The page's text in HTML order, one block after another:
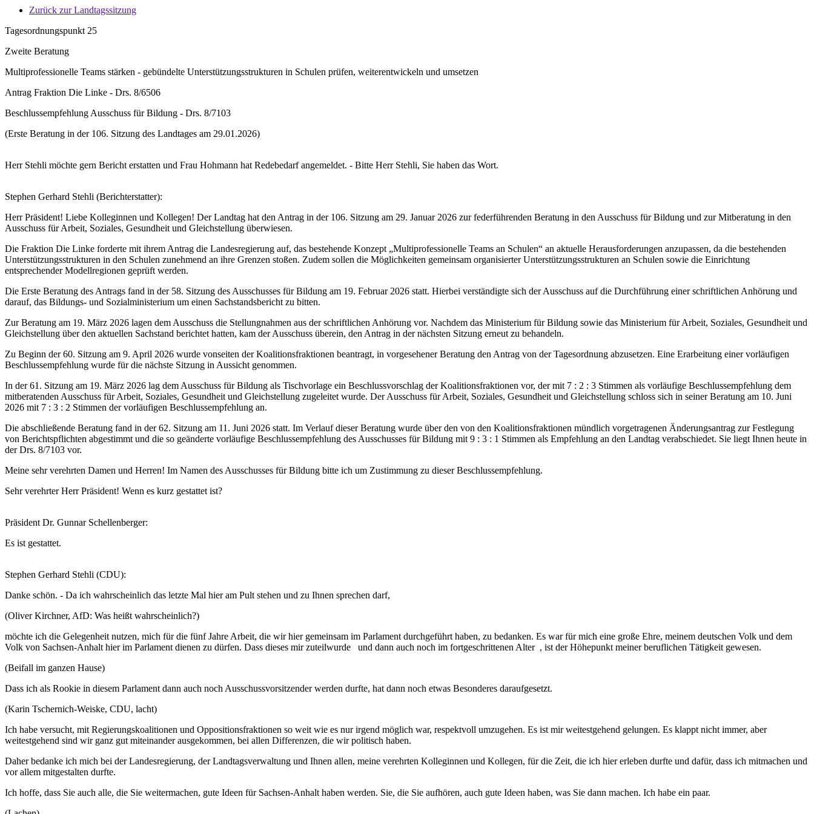
Zurück zur Landtagssitzung
Tagesordnungspunkt 25
Zweite Beratung
Multiprofessionelle Teams stärken - gebündelte Unterstützungsstrukturen in Schulen prüfen, weiterentwickeln und umsetzen
Antrag Fraktion Die Linke - Drs. 8/6506
Beschlussempfehlung Ausschuss für Bildung - Drs. 8/7103
(Erste Beratung in der 106. Sitzung des Landtages am 29.01.2026)
Herr Stehli möchte gern Bericht erstatten und Frau Hohmann hat Redebedarf angemeldet. - Bitte Herr Stehli, Sie haben das Wort.
Stephen Gerhard Stehli (Berichterstatter):
Herr Präsident! Liebe Kolleginnen und Kollegen! Der Landtag hat den Antrag in der 106. Sitzung am 29. Januar 2026 zur federführenden Beratung in den Ausschuss für Bildung und zur Mitberatung in den
Ausschuss für Arbeit, Soziales, Gesundheit und Gleichstellung überwiesen.
Die Fraktion Die Linke forderte mit ihrem Antrag die Landesregierung auf, das bestehende Konzept „Multiprofessionelle Teams an Schulen“ an aktuelle Herausforderungen anzupassen, da die bestehenden
Unterstützungsstrukturen in den Schulen zunehmend an ihre Grenzen stoßen. Zudem sollen die Möglichkeiten gemeinsam organisierter Unterstützungsstrukturen an Schulen sowie die Einrichtung
entsprechender Modellregionen geprüft werden.
Die Erste Beratung des Antrags fand in der 58. Sitzung des Ausschusses für Bildung am 19. Februar 2026 statt. Hierbei verständigte sich der Ausschuss auf die Durchführung einer schriftlichen Anhörung und
darauf, das Bildungs- und Sozialministerium um einen Sachstandsbericht zu bitten.
Zur Beratung am 19. März 2026 lagen dem Ausschuss die Stellungnahmen aus der schriftlichen Anhörung vor. Nachdem das Ministerium für Bildung sowie das Ministerium für Arbeit, Soziales, Gesundheit und
Gleichstellung über den aktuellen Sachstand berichtet hatten, kam der Ausschuss überein, den Antrag in der nächsten Sitzung erneut zu behandeln.
Zu Beginn der 60. Sitzung am 9. April 2026 wurde vonseiten der Koalitionsfraktionen beantragt, in vorgesehener Beratung den Antrag von der Tagesordnung abzusetzen. Eine Erarbeitung einer vorläufigen
Beschlussempfehlung wurde für die nächste Sitzung in Aussicht genommen.
In der 61. Sitzung am 19. März 2026 lag dem Ausschuss für Bildung als Tischvorlage ein Beschlussvorschlag der Koalitionsfraktionen vor, der mit 7 : 2 : 3 Stimmen als vorläufige Beschlussempfehlung dem
mitberatenden Ausschuss für Arbeit, Soziales, Gesundheit und Gleichstellung zugeleitet wurde. Der Ausschuss für Arbeit, Soziales, Gesundheit und Gleichstellung schloss sich in seiner Beratung am 10. Juni
2026 mit 7 : 3 : 2 Stimmen der vorläufigen Beschlussempfehlung an.
Die abschließende Beratung fand in der 62. Sitzung am 11. Juni 2026 statt. Im Verlauf dieser Beratung wurde über den von den Koalitionsfraktionen mündlich vorgetragenen Änderungsantrag zur Festlegung
von Berichtspflichten abgestimmt und die so geänderte vorläufige Beschlussempfehlung des Ausschusses für Bildung mit 9 : 3 : 1 Stimmen als Empfehlung an den Landtag verabschiedet. Sie liegt Ihnen heute in
der Drs. 8/7103 vor.
Meine sehr verehrten Damen und Herren! Im Namen des Ausschusses für Bildung bitte ich um Zustimmung zu dieser Beschlussempfehlung.
Sehr verehrter Herr Präsident! Wenn es kurz gestattet ist?
Präsident Dr. Gunnar Schellenberger:
Es ist gestattet.
Stephen Gerhard Stehli (CDU):
Danke schön. - Da ich wahrscheinlich das letzte Mal hier am Pult stehen und zu Ihnen sprechen darf,
(Oliver Kirchner, AfD: Was heißt wahrscheinlich?)
möchte ich die Gelegenheit nutzen, mich für die fünf Jahre Arbeit, die wir hier gemeinsam im Parlament durchgeführt haben, zu bedanken. Es war für mich eine große Ehre, meinem deutschen Volk und dem
Volk von Sachsen-Anhalt hier im Parlament dienen zu dürfen. Dass dieses mir zuteilwurde und dann auch noch im fortgeschrittenen Alter , ist der Höhepunkt meiner beruflichen Tätigkeit gewesen.
(Beifall im ganzen Hause)
Dass ich als Rookie in diesem Parlament dann auch noch Ausschussvorsitzender werden durfte, hat dann noch etwas Besonderes daraufgesetzt.
(Karin Tschernich-Weiske, CDU, lacht)
Ich habe versucht, mit Regierungskoalitionen und Oppositionsfraktionen so weit wie es nur irgend möglich war, respektvoll umzugehen. Es ist mir weitestgehend gelungen. Es klappt nicht immer, aber
weitestgehend sind wir ganz gut miteinander ausgekommen, bei allen Differenzen, die wir politisch haben.
Daher bedanke ich mich bei der Landesregierung, der Landtagsverwaltung und Ihnen allen, meine verehrten Kolleginnen und Kollegen, für die Zeit, die ich hier erleben durfte und dafür, dass ich mitmachen und
vor allem mitgestalten durfte.
Ich hoffe, dass Sie auch alle, die Sie weitermachen, gute Ideen für Sachsen-Anhalt haben werden. Sie, die Sie aufhören, auch gute Ideen haben, was Sie dann machen. Ich habe ein paar.